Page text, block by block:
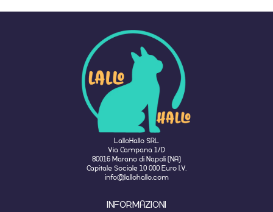
LalloHallo SRL
Via Campana 1/D
80016 Marano di Napoli (NA)
Capitale Sociale 10 000 Euro I.V.
info@lallohallo.com
INFORMAZIONI